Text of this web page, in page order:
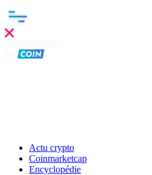
Actu crypto
Coinmarketcap
Encyclopédie